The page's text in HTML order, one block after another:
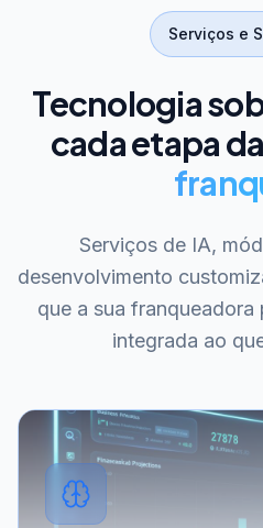
Serviços e
Tecnologia
cada etapa
Serviços de IA,
desenvolvimento
que a sua
integrada ao